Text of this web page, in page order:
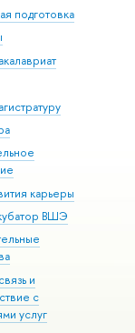
подготовка
карьеры
ВШЭ
и
с
услуг